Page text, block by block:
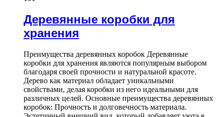
Деревянные коробки для
хранения
Преимущества деревянных коробок Деревянные
коробки для хранения являются популярным выбором
благодаря своей прочности и натуральной красоте.
Дерево как материал обладает уникальными
свойствами, делая коробки из него идеальными для
различных целей. Основные преимущества деревянных
коробок: Прочность и долговечность материала.